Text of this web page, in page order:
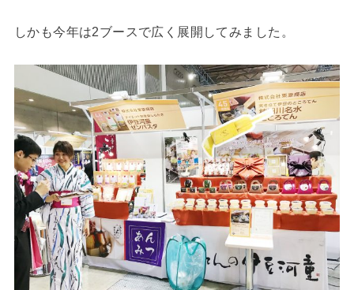
しかも今年は2ブースで広く展開してみました。